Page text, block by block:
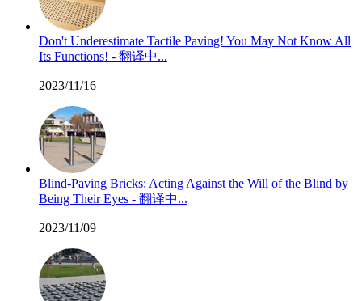
Don't Underestimate Tactile Paving! You May Not Know All
Its Functions! - 翻译中...
2023/11/16
Blind-Paving Bricks: Acting Against the Will of the Blind by
Being Their Eyes - 翻译中...
2023/11/09